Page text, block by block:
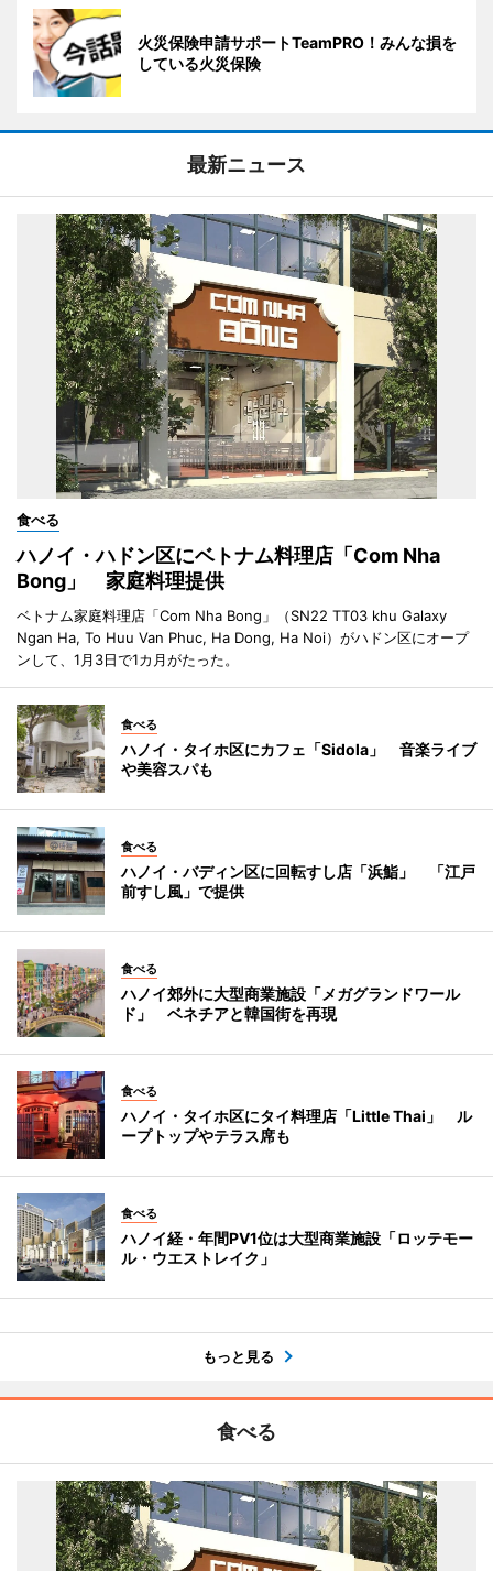
火災保険申請サポートTeamPRO！みんな損を
している火災保険
最新ニュース
食べる
ハノイ・ハドン区にベトナム料理店「Com Nha
Bong」 家庭料理提供
ベトナム家庭料理店「Com Nha Bong」（SN22 TT03 khu Galaxy
Ngan Ha, To Huu Van Phuc, Ha Dong, Ha Noi）がハドン区にオープ
ンして、1月3日で1カ月がたった。
食べる
ハノイ・タイホ区にカフェ「Sidola」 音楽ライブ
や美容スパも
食べる
ハノイ・バディン区に回転すし店「浜鮨」 「江戸
前すし風」で提供
食べる
ハノイ郊外に大型商業施設「メガグランドワール
ド」 ベネチアと韓国街を再現
食べる
ハノイ・タイホ区にタイ料理店「Little Thai」 ル
ープトップやテラス席も
食べる
ハノイ経・年間PV1位は大型商業施設「ロッテモー
ル・ウエストレイク」
もっと見る
食べる